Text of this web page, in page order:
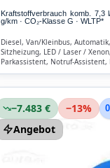
Kraftstoffverbrauch komb. 7,3
g/km · CO₂-Klasse G · WLTP*
Diesel, Van/Kleinbus,
Sitzheizung, LED / Laser /
Parkassistent, Notruf-
−7.483 € −13%
Angebot